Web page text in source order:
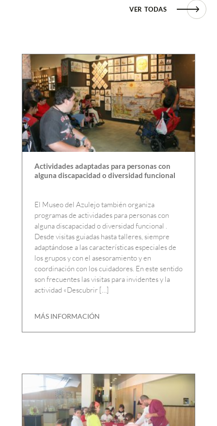
VER TODAS
Actividades adaptadas para personas con
alguna discapacidad o diversidad funcional
El Museo del Azulejo también organiza
programas de actividades para personas con
alguna discapacidad o diversidad funcional .
Desde visitas guiadas hasta talleres, siempre
adaptándose a las características especiales de
los grupos y con el asesoramiento y en
coordinación con los cuidadores. En este sentido
son frecuentes las visitas para invidentes y la
actividad «Descubrir […]
MÁS INFORMACIÓN